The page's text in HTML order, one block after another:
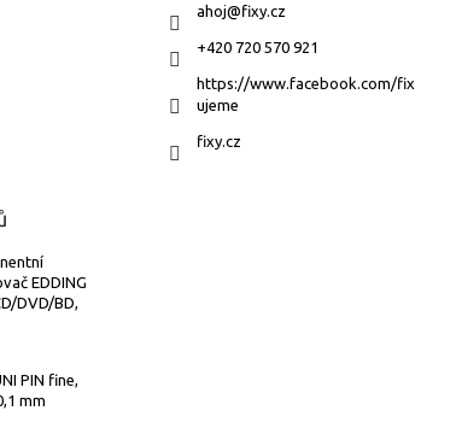
ahoj@fixy.cz
+420 720 570 921
https://www.facebook.com/fix
ujeme
fixy.cz
EDDING
DVD/BD,
PIN fine,
mm